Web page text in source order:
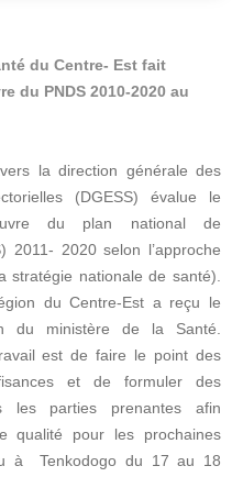
du Centre- Est fait
du PNDS 2010-2020 au
la direction générale des
(DGESS) évalue le
du plan national de
2011- 2020 selon l’approche
stratégie nationale de santé).
du Centre-Est a reçu le
du ministère de la Santé.
est de faire le point des
et de formuler des
les parties prenantes afin
qualité pour les prochaines
à Tenkodogo du 17 au 18